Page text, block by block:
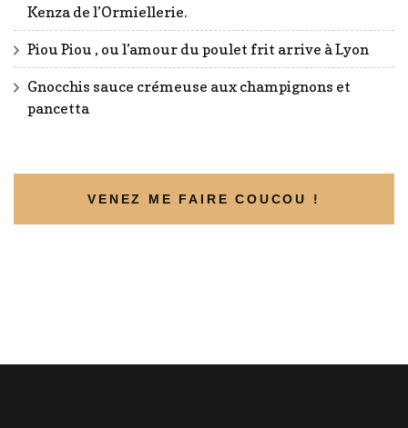
Kenza de l’Ormiellerie.
Piou Piou , ou l’amour du poulet frit arrive à Lyon
Gnocchis sauce crémeuse aux champignons et
pancetta
VENEZ ME FAIRE COUCOU !